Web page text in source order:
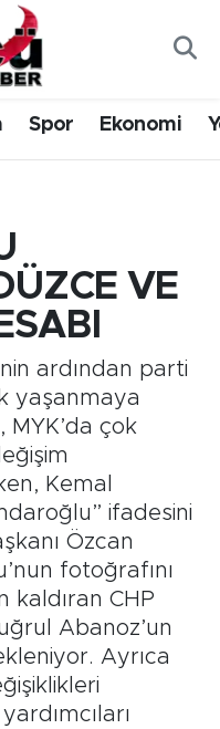
Spor Ekonomi
VE
ardından parti
yaşanmaya
çok
Kemal
ifadesini
Özcan
fotoğrafını
kaldıran CHP
Abanoz’un
Ayrıca
ve Fikstür